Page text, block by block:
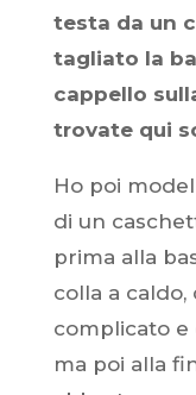
testa da un
tagliato la
cappello
trovate qui
Ho poi
di un
prima alla
colla a
complicato e
ma poi alla